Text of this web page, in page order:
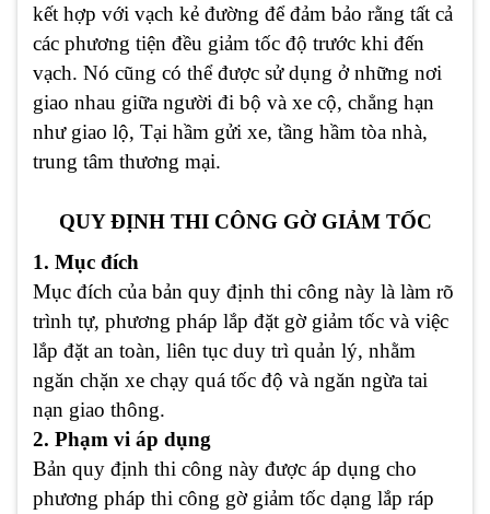
kết hợp với vạch kẻ đường để đảm bảo rằng tất cả
các phương tiện đều giảm tốc độ trước khi đến
vạch. Nó cũng có thể được sử dụng ở những nơi
giao nhau giữa người đi bộ và xe cộ, chẳng hạn
như giao lộ, Tại hầm gửi xe, tầng hầm tòa nhà,
trung tâm thương mại.
QUY ĐỊNH THI CÔNG GỜ GIẢM TỐC
1. Mục đích
Mục đích của bản quy định thi công này là làm rõ
trình tự, phương pháp lắp đặt gờ giảm tốc và việc
lắp đặt an toàn, liên tục duy trì quản lý, nhằm
ngăn chặn xe chạy quá tốc độ và ngăn ngừa tai
nạn giao thông.
2. Phạm vi áp dụng
Bản quy định thi công này được áp dụng cho
phương pháp thi công gờ giảm tốc dạng lắp ráp